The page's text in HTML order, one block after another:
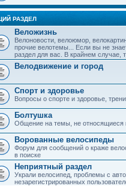
РАЗДЕЛ
Веложизнь
Велоновости, велоюмор,
прочие велотемы... Если вы не
раздел для вас. В крайнем случае,
Велодвижение и город
Спорт и здоровье
Вопросы о спорте и здоровье,
Болтушка
Общение на темы, не относящиеся
Ворованные велосипеды
Форум для сообщений о краже
в поиске
Неприятный раздел
Украли велосипед, проблемы с
незарегистрированных